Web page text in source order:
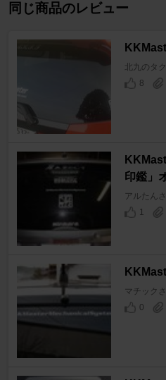
同じ商品のレビュー
北九のタ
8
印鑑」
アルたん
1
マチック
0